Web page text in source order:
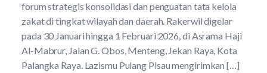
forum strategis konsolidasi dan penguatan tata kelola
zakat di tingkat wilayah dan daerah. Rakerwil digelar
pada 30 Januari hingga 1 Februari 2026, di Asrama Haji
Al-Mabrur, Jalan G. Obos, Menteng, Jekan Raya, Kota
Palangka Raya. Lazismu Pulang Pisau mengirimkan […]